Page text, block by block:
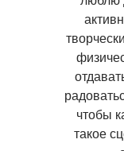
чтобы
такое